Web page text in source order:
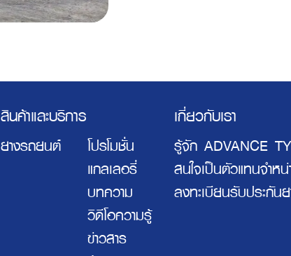
สินค้าและบริการ
ยางรถยนต์
โปรโมชั่น
แกลเลอรี่
บทความ
วิดีโอความรู้
ข่าวสาร
เกี่ยวกับเรา
รู้จัก ADVANCE
สนใจเป็นตัวแทนจำหน่
ลงทะเบียนรับประกัน